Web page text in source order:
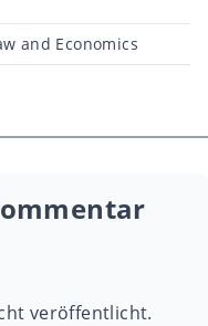
and Economics
veröffentlicht.